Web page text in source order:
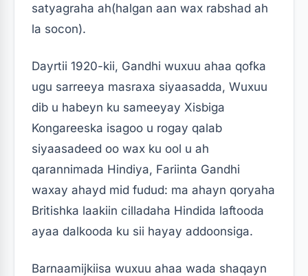
satyagraha ah(halgan aan wax rabshad ah
la socon).
Dayrtii 1920-kii, Gandhi wuxuu ahaa qofka
ugu sarreeya masraxa siyaasadda, Wuxuu
dib u habeyn ku sameeyay Xisbiga
Kongareeska isagoo u rogay qalab
siyaasadeed oo wax ku ool u ah
qarannimada Hindiya, Fariinta Gandhi
waxay ahayd mid fudud: ma ahayn qoryaha
Britishka laakiin cilladaha Hindida laftooda
ayaa dalkooda ku sii hayay addoonsiga.
Barnaamijkiisa wuxuu ahaa wada shaqayn